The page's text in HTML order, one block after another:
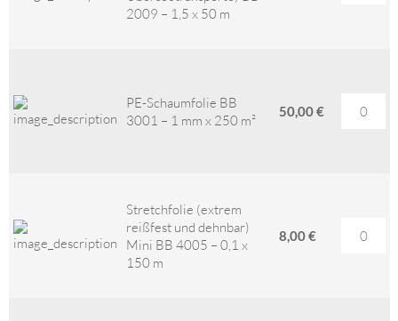
2009 – 1,5 x 50 m
PE-Schaumfolie BB
3001 – 1 mm x 250 m²
50,00 €
Stretchfolie (extrem
reißfest und dehnbar)
Mini BB 4005 – 0,1 x
150 m
8,00 €